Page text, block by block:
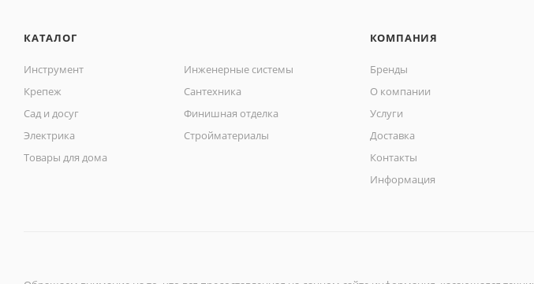
КАТАЛОГ
Инструмент
Инженерные системы
Крепеж
Сантехника
Сад и досуг
Финишная отделка
Электрика
Стройматериалы
Товары для дома
КОМПАНИЯ
Бренды
О компании
Услуги
Доставка
Контакты
Информация